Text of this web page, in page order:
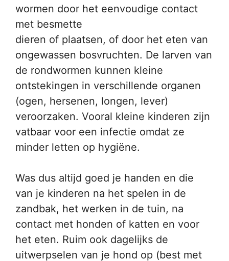
wormen door het eenvoudige contact
met besmette
dieren of plaatsen, of door het eten van
ongewassen bosvruchten. De larven van
de rondwormen kunnen kleine
ontstekingen in verschillende organen
(ogen, hersenen, longen, lever)
veroorzaken. Vooral kleine kinderen zijn
vatbaar voor een infectie omdat ze
minder letten op hygiëne.
Was dus altijd goed je handen en die
van je kinderen na het spelen in de
zandbak, het werken in de tuin, na
contact met honden of katten en voor
het eten. Ruim ook dagelijks de
uitwerpselen van je hond op (best met